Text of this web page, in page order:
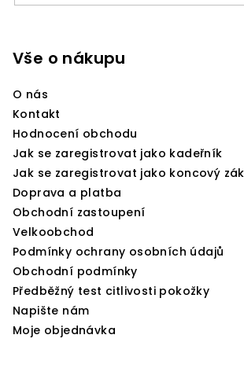
Vše o nákupu
O nás
Kontakt
Hodnocení obchodu
Jak se zaregistrovat jako kadeřník
Jak se zaregistrovat jako koncový
Doprava a platba
Obchodní zastoupení
Velkoobchod
Podmínky ochrany osobních údajů
Obchodní podmínky
Předběžný test citlivosti pokožky
Napište nám
Moje objednávka